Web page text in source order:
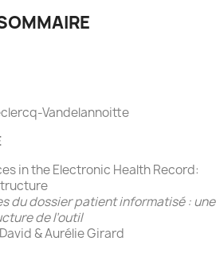
Vandelannoitte
in the Electronic Health Record:
du dossier patient informatisé : une
de l’outil
& Aurélie Girard